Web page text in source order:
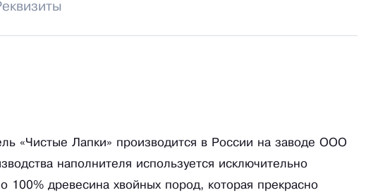
«Чистые Лапки» производится в России на заводе ООО
наполнителя используется исключительно
100% древесина хвойных пород, которая прекрасно